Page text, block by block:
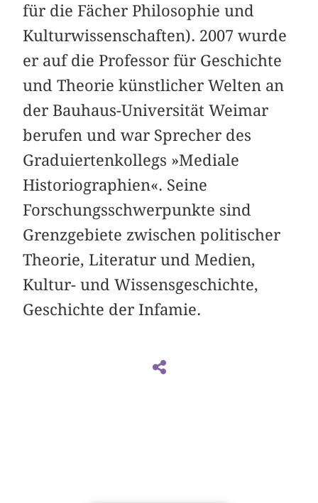
für die Fächer Philosophie und
Kulturwissenschaften). 2007 wurde
er auf die Professor für Geschichte
und Theorie künstlicher Welten an
der Bauhaus-Universität Weimar
berufen und war Sprecher des
Graduiertenkollegs »Mediale
Historiographien«. Seine
Forschungsschwerpunkte sind
Grenzgebiete zwischen politischer
Theorie, Literatur und Medien,
Kultur- und Wissensgeschichte,
Geschichte der Infamie.